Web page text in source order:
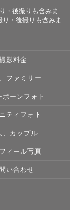
た
う
葉 / 栃木
縄
・後撮りも含みま
・後撮りも含みま
影料金
ファミリー
ボーンフォト
ティフォト
、カップル
ィール写真
い合わせ